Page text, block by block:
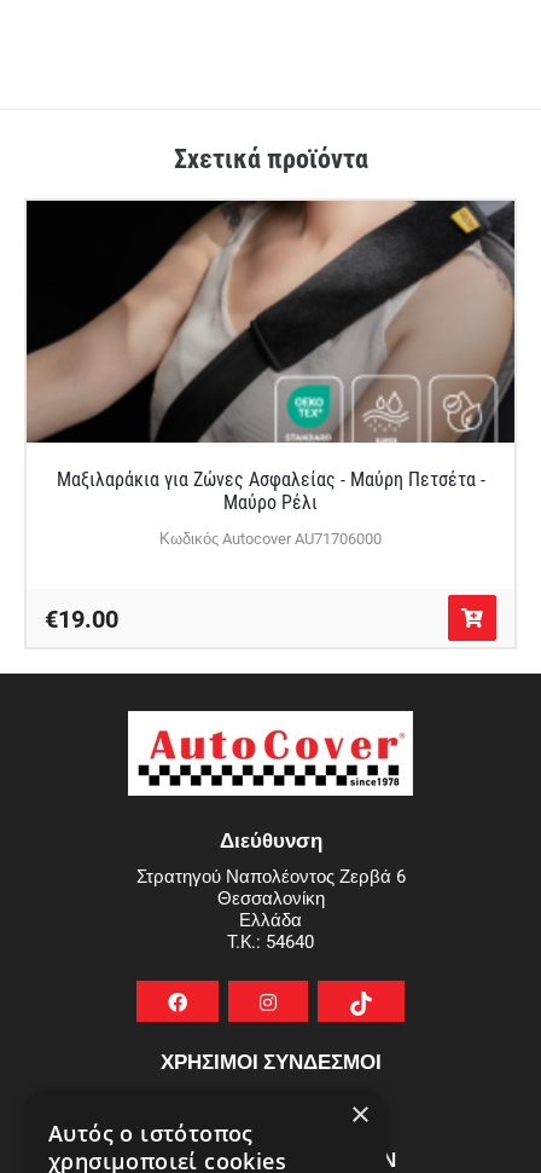
Σχετικά προϊόντα
Μαξιλαράκια για Ζώνες Ασφαλείας - Μαύρη Πετσέτα -
Μαύρο Ρέλι
Κωδικός Autocover AU71706000
€19.00
Διεύθυνση
Στρατηγού Ναπολέοντος Ζερβά 6
Θεσσαλονίκη
Ελλάδα
T.K.: 54640
ΧΡΗΣΙΜΟΙ ΣΥΝΔΕΣΜΟΙ
ΕΞΥΠΗΡΕΤΗΣΗ ΠΕΛΑΤΩΝ
×
Αυτός ο ιστότοπος
χρησιμοποιεί cookies